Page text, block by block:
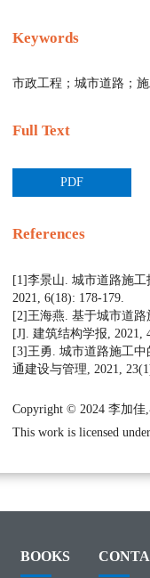
Keywords
市政工程；城市道路；
Full Text
PDF
References
[1]李景山. 城市道路施
2021, 6(18): 178-179.
[2]王海燕. 基于城市道
[J]. 建筑结构学报, 2021,
[3]王勇. 城市道路施工
通建设与管理, 2021,
Copyright © 2024 李加佳
This work is licensed
BOOKS